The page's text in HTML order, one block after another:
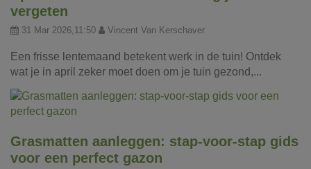
vergeten
31 Mar 2026,11:50 Vincent Van Kerschaver
Een frisse lentemaand betekent werk in de tuin! Ontdek
wat je in april zeker moet doen om je tuin gezond,...
Grasmatten aanleggen: stap-voor-stap gids
voor een perfect gazon